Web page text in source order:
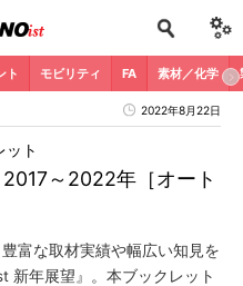
ト モビリティ FA 素材／化学
2022年8月22日
～2022年［オート
ット
富な取材実績や幅広い知見を
新年展望』。本ブックレット